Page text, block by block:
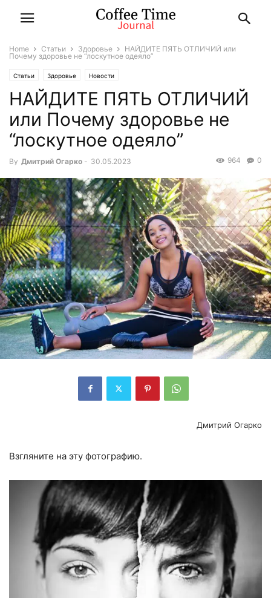
Home Статьи Здоровье
НАЙДИТЕ ПЯТЬ ОТЛИЧИЙ или
Почему здоровье не “лоскутное одеяло”
Статьи Здоровье Новости
НАЙДИТЕ ПЯТЬ ОТЛИЧИЙ
или Почему здоровье не
“лоскутное одеяло”
By Дмитрий Огарко - 30.05.2023 0
964
Дмитрий Огарко
Взгляните на эту фотографию.